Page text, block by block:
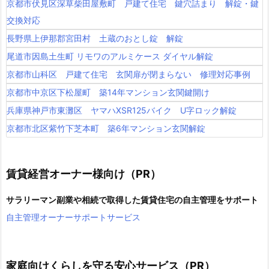
京都市伏見区深草柴田屋敷町 戸建て住宅 鍵穴詰まり 解錠・鍵
交換対応
長野県上伊那郡宮田村 土蔵のおとし錠 解錠
尾道市因島土生町 リモワのアルミケース ダイヤル解錠
京都市山科区 戸建て住宅 玄関扉が閉まらない 修理対応事例
京都市中京区下松屋町 築14年マンション玄関鍵開け
兵庫県神戸市東灘区 ヤマハXSR125バイク U字ロック解錠
京都市北区紫竹下芝本町 築6年マンション玄関解錠
賃貸経営オーナー様向け（PR）
サラリーマン副業や相続で取得した賃貸住宅の自主管理をサポート
自主管理オーナーサポートサービス
家庭向けくらしを守る安心サービス（PR）